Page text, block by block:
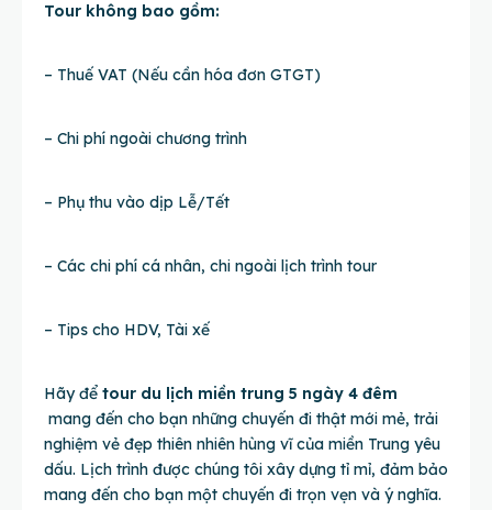
Tour không bao gồm:
– Thuế VAT (Nếu cần hóa đơn GTGT)
– Chi phí ngoài chương trình
– Phụ thu vào dịp Lễ/Tết
– Các chi phí cá nhân, chi ngoài lịch trình tour
– Tips cho HDV, Tài xế
Hãy để tour du lịch miền trung 5 ngày 4 đêm
mang đến cho bạn những chuyến đi thật mới mẻ, trải
nghiệm vẻ đẹp thiên nhiên hùng vĩ của miền Trung yêu
dấu. Lịch trình được chúng tôi xây dựng tỉ mỉ, đảm bảo
mang đến cho bạn một chuyến đi trọn vẹn và ý nghĩa.